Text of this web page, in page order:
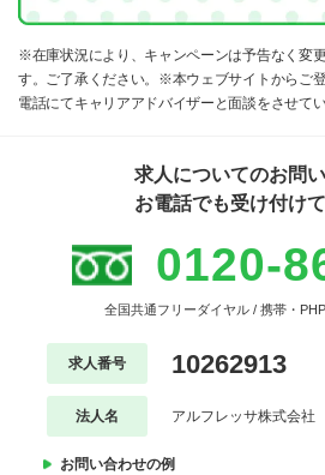
※在庫状況により、キャンペーンは予告なく変
す。ご了承ください。※本ウェブサイトからご
電話にてキャリアアドバイザーと面談をさせて
求人についてのお問
お電話でも受け付け
0120-
全国共通フリーダイヤル / 携帯・
求人番号 10262913
法人名 アルフレッサ株式会
お問い合わせの例